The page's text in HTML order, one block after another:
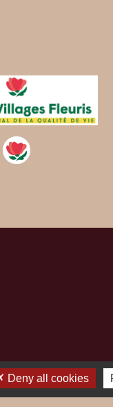
Deny all cookies